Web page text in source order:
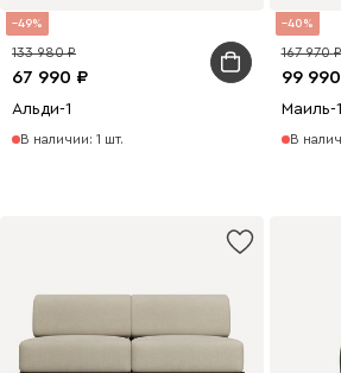
49
67 990
133 980
Альди-1
В наличии: 1 шт.
40
99 990
167 970
Маиль-
В